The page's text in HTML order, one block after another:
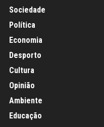
Sociedade
Política
Economia
Desporto
Cultura
Opinião
Ambiente
Educação